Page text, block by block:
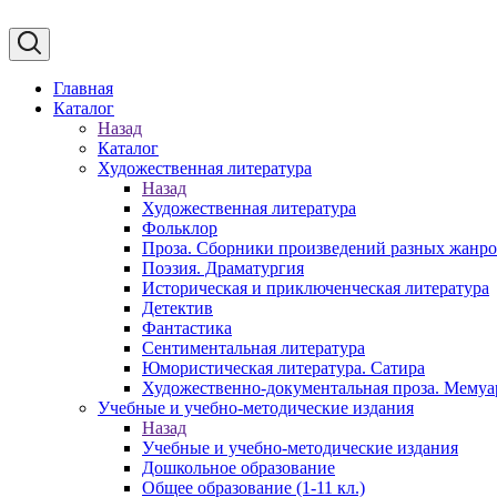
Главная
Каталог
Назад
Каталог
Художественная литература
Назад
Художественная литература
Фольклор
Проза. Сборники произведений разных
Поэзия. Драматургия
Историческая и приключенческая литература
Детектив
Фантастика
Сентиментальная литература
Юмористическая литература. Сатира
Художественно-документальная проза.
Учебные и учебно-методические издания
Назад
Учебные и учебно-методические издания
Дошкольное образование
Общее образование (1-11 кл.)